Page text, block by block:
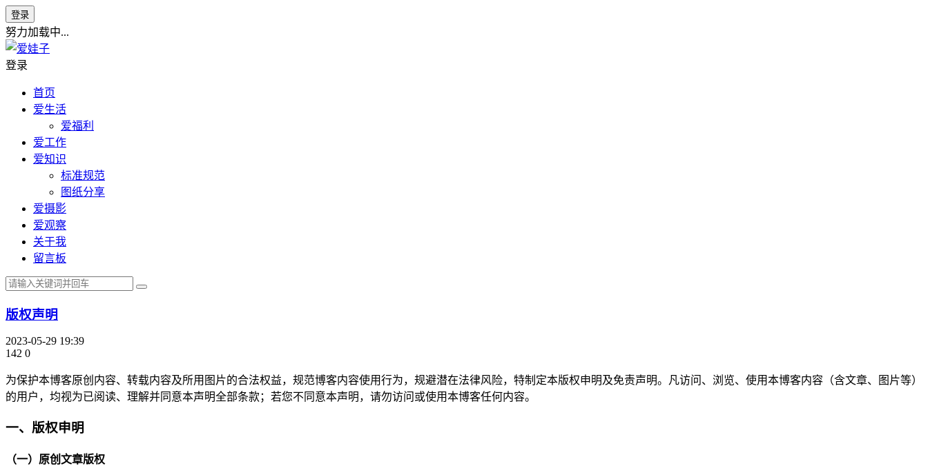
登录
努力加载中...
登录
首页
爱生活
爱福利
爱工作
爱知识
标准规范
图纸分享
爱摄影
爱观察
关于我
留言板
版权声明
2023-05-29 19:39
142 0
为保护本博客原创内容、转载内容及所用图片的合法权益，规范博客内容使用行为，规避潜在法律风险，特制定本版权申明及免责声明。凡访问、浏览、使用本博客内容（含文章、图片等）
的用户，均视为已阅读、理解并同意本声明全部条款；若您不同意本声明，请勿访问或使用本博客任何内容。
一、版权申明
（一）原创文章版权